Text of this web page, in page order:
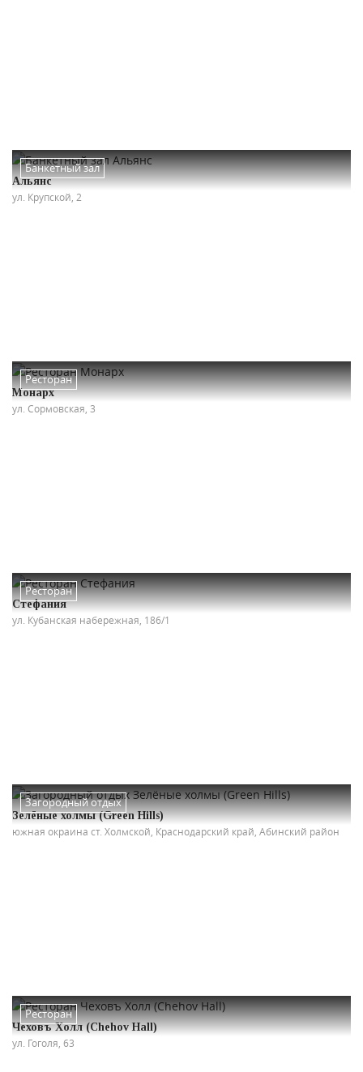
Банкетный зал
Альянс
ул. Крупской, 2
Ресторан
Монарх
ул. Сормовская, 3
Ресторан
Стефания
ул. Кубанская набережная, 186/1
Загородный отдых
Зелёные холмы (Green Hills)
южная окраина ст. Холмской, Краснодарский край, Абинский район
Ресторан
Чеховъ Холл (Chehov Hall)
ул. Гоголя, 63